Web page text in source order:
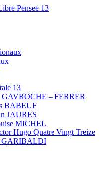
Pensee 13
la Libre Pensée ni dieu ni
13
GAVROCHE – FERRER
BABEUF
JAURES
MICHEL
Hugo Quatre Vingt Treize
GARIBALDI